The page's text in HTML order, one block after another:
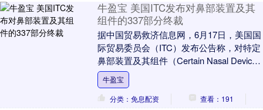
牛盈宝 美国ITC发布对鼻部装置及其
组件的337部分终裁
据中国贸易救济信息网，6月17日，美国国
际贸易委员会（ITC）发布公告称，对特定
鼻部装置及其组件（Certain Nasal Devices
and Compo....
牛盈宝
分类：免息配资
查看：191